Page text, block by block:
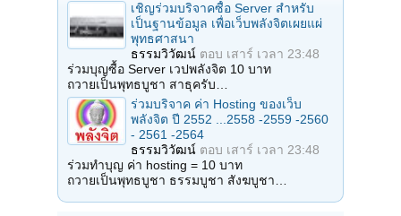
เชิญร่วมบริจาคซื้อ Server สำหรับ
เป็นฐานข้อมูล เพื่อเว็บพลังจิตเผยแผ่
พุทธศาสนา
ธรรมวิวัฒน์ ตอบ เสาร์ เวลา 23:48
ร่วมบุญซื้อ Server เวปพลังจิต 10 บาท
ถวายเป็นพุทธบูชา สาธุครับ…
ร่วมบริจาค ค่า Hosting ของเว็บ
พลังจิต ปี 2552 ...2558 -2559 -2560
- 2561 -2564
ธรรมวิวัฒน์ ตอบ เสาร์ เวลา 23:48
ร่วมทำบุญ ค่า hosting = 10 บาท
ถวายเป็นพุทธบูชา ธรรมบูชา สังฆบูชา…